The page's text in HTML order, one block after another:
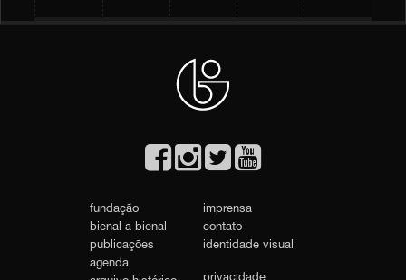
fundação
bienal a bienal
publicações
agenda
imprensa
contato
identidade visual